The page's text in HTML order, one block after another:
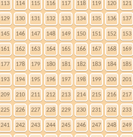
113 114 115 116 117 118 119 120 121
129 130 131 132 133 134 135 136 137
145 146 147 148 149 150 151 152 153
161 162 163 164 165 166 167 168 169
177 178 179 180 181 182 183 184 185
193 194 195 196 197 198 199 200 201
209 210 211 212 213 214 215 216 217
225 226 227 228 229 230 231 232 233
241 242 243 244 245 246 247 248 249